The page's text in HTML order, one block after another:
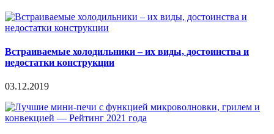
Встраиваемые холодильники – их виды, достоинства и
недостатки конструкции
03.12.2019